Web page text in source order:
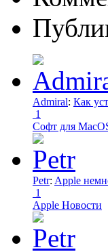
Admiral: Как
1
Софт для
Petr: Apple
1
Apple Новости